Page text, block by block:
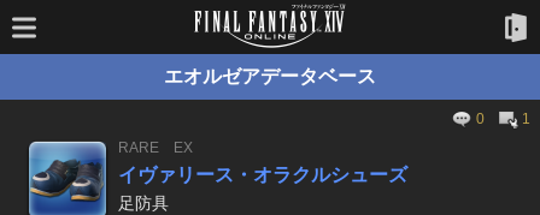
エオルゼアデータベース
0
1
RARE
EX
イヴァリース・オラクルシューズ
足防具